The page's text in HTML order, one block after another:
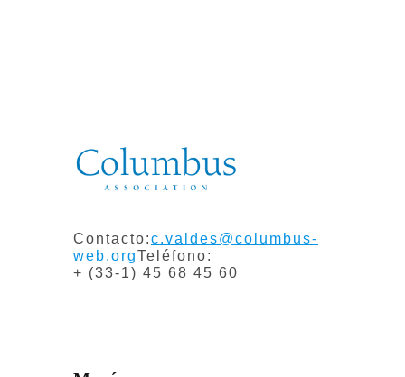
Contacto:c.valdes@columbus-
web.orgTeléfono:
+ (33-1) 45 68 45 60